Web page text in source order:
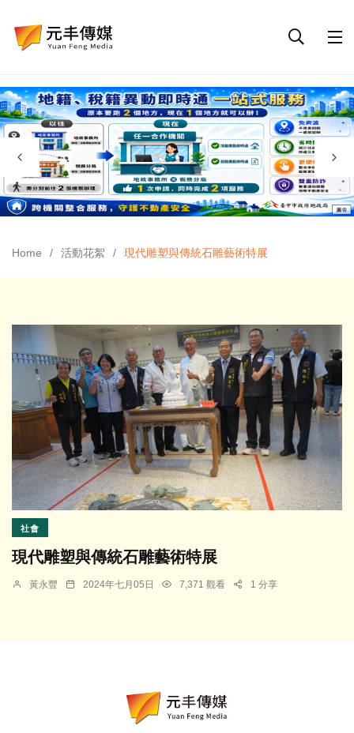
Home 活動花絮 現代雕塑與傳統石雕藝術特展
社會
現代雕塑與傳統石雕藝術特展
黃永豐 2024年七月05日 7,371 觀看 1 分享